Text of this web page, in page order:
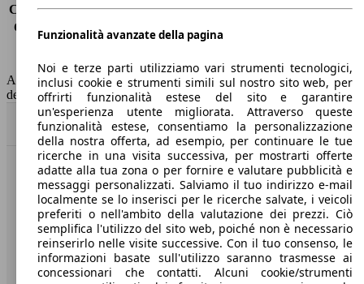
Consumo (extra-urbano) 3.5 l/100km
Consumo (combinato)*
3.6 l/100km
Capacità del serbatoio
45 l
AutoScout24 non si assume alcuna responsabilità per la correttezza
dei dati.
Torna su
Benvenuti su AutoScout24, il mercato auto europeo.
Società
A proposito di AutoScout24
Funzionalità avanzate della pagina
Noi e terze parti utilizziamo vari strumenti tecnologici,
inclusi cookie e strumenti simili sul nostro sito web, per
offrirti funzionalità estese del sito e garantire
un'esperienza utente migliorata. Attraverso queste
funzionalità estese, consentiamo la personalizzazione
della nostra offerta, ad esempio, per continuare le tue
ricerche in una visita successiva, per mostrarti offerte
adatte alla tua zona o per fornire e valutare pubblicità e
messaggi personalizzati. Salviamo il tuo indirizzo e-mail
localmente se lo inserisci per le ricerche salvate, i veicoli
preferiti o nell'ambito della valutazione dei prezzi. Ciò
semplifica l'utilizzo del sito web, poiché non è necessario
reinserirlo nelle visite successive. Con il tuo consenso, le
informazioni basate sull'utilizzo saranno trasmesse ai
concessionari che contatti. Alcuni cookie/strumenti